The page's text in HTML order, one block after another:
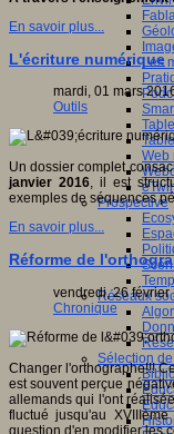
Les
Web
Prospective
Réseaux
Sélection
En savoir plus...
L'écriture numérique
mardi, 01 mars
Outils
Un dossier complet
janvier 2016, il est
exemples de séquences
En savoir plus...
Réforme de
vendredi, 26 février
Chronique
Changer l'orthographe!!!
est souvent perçue
allemands qui l'ont
fluctué jusqu'au
question d'en modifier les